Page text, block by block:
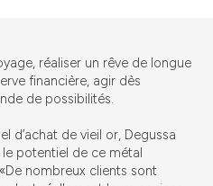
réaliser un rêve de longue
financière, agir dès
de possibilités.
d’achat de vieil or, Degussa
le potentiel de ce métal
nombreux clients sont